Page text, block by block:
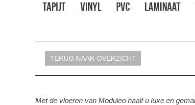
Tapijt Vinyl Pvc Laminaat
TERUG NAAR OVERZICHT
Met de vloeren van Moduleo haalt u luxe en